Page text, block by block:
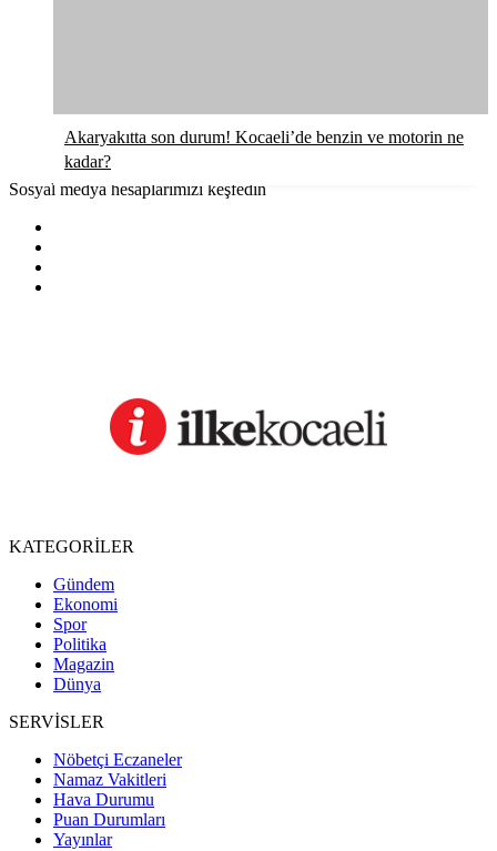
Akaryakıtta son durum! Kocaeli’de benzin ve motorin ne
kadar?
Sosyal medya hesaplarımızı keşfedin
KATEGORİLER
Gündem
Ekonomi
Spor
Politika
Magazin
Dünya
SERVİSLER
Nöbetçi Eczaneler
Namaz Vakitleri
Hava Durumu
Puan Durumları
Yayınlar